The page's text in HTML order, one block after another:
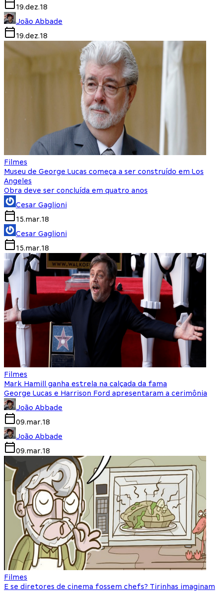
19.dez.18
João Abbade
19.dez.18
Filmes
Museu de George Lucas começa a ser construído em Los
Angeles
Obra deve ser concluída em quatro anos
Cesar Gaglioni
15.mar.18
Cesar Gaglioni
15.mar.18
Filmes
Mark Hamill ganha estrela na calçada da fama
George Lucas e Harrison Ford apresentaram a cerimônia
João Abbade
09.mar.18
João Abbade
09.mar.18
Filmes
E se diretores de cinema fossem chefs? Tirinhas imaginam